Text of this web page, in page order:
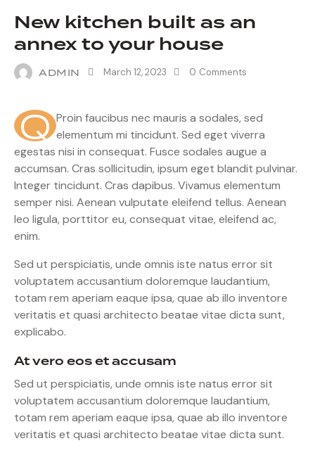
New kitchen built as an
annex to your house
ADMIN March 12, 2023 0 Comments
Q Proin faucibus nec mauris a sodales, sed
elementum mi tincidunt. Sed eget viverra
egestas nisi in consequat. Fusce sodales augue a
accumsan. Cras sollicitudin, ipsum eget blandit pulvinar.
Integer tincidunt. Cras dapibus. Vivamus elementum
semper nisi. Aenean vulputate eleifend tellus. Aenean
leo ligula, porttitor eu, consequat vitae, eleifend ac,
enim.
Sed ut perspiciatis, unde omnis iste natus error sit
voluptatem accusantium doloremque laudantium,
totam rem aperiam eaque ipsa, quae ab illo inventore
veritatis et quasi architecto beatae vitae dicta sunt,
explicabo.
At vero eos et accusam
Sed ut perspiciatis, unde omnis iste natus error sit
voluptatem accusantium doloremque laudantium,
totam rem aperiam eaque ipsa, quae ab illo inventore
veritatis et quasi architecto beatae vitae dicta sunt.